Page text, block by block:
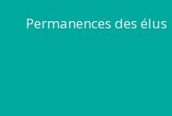
Permanences des élus